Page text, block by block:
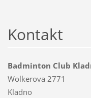
Kontakt
Badminton Club
Wolkerova 2771
Kladno